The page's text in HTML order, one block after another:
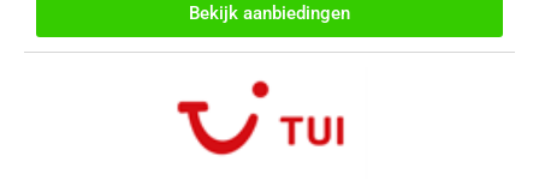
Bekijk aanbiedingen